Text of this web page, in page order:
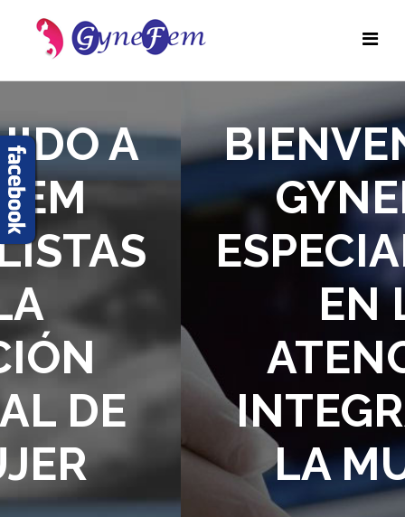
BIENVENIDO A
GYNEFEM
ESPECIALISTAS
ATENCIÓN
INTEGRAL DE
LA MUJER